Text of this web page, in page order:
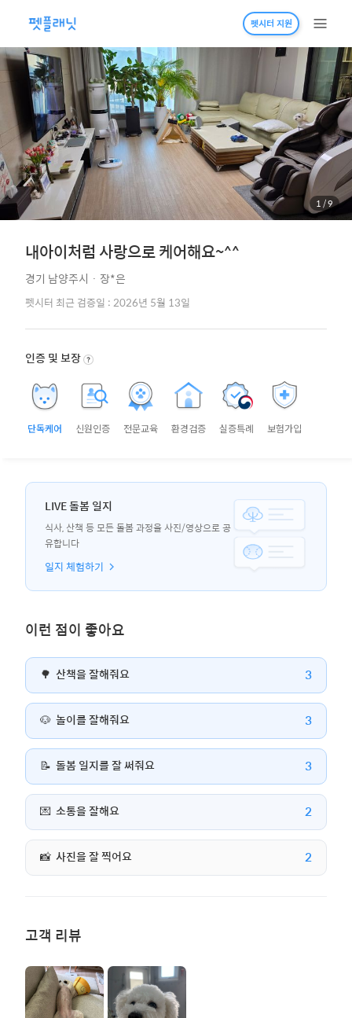
펫시터 지원
1/9
내아이처럼 사랑으로 케어해요~^^
경기 남양주시 · 장*은
펫시터 최근 검증일 : 2026년 5월 13일
인증 및 보장
단독케어 신원인증 전문교육 환경검증 실증특례 보험가입
LIVE 돌봄 일지
식사, 산책 등 모든 돌봄 과정을 사진/영상으로 공
유합니다
일지 체험하기
이런 점이 좋아요
🌳 산책을 잘해줘요 3
🐶 놀이를 잘해줘요 3
📝 돌봄 일지를 잘 써줘요 3
💌 소통을 잘해요 2
📸 사진을 잘 찍어요 2
고객 리뷰